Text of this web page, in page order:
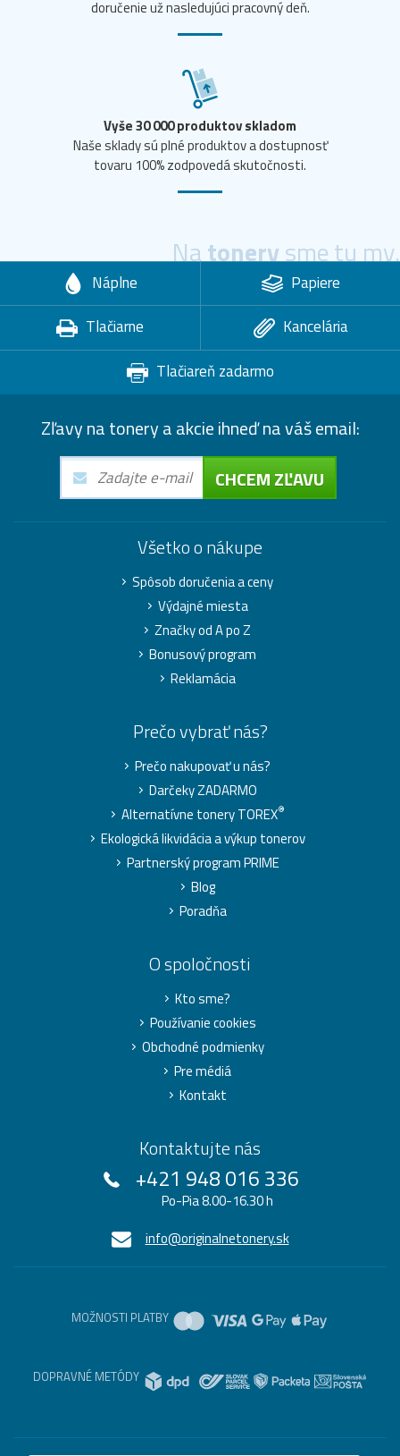
doručenie už nasledujúci pracovný deň.
Vyše 30 000 produktov skladom
Naše sklady sú plné produktov a dostupnosť
tovaru 100% zodpovedá skutočnosti.
Natonerysme tu my.
Náplne
Papiere
Tlačiarne
Kancelária
Tlačiareň zadarmo
Zľavy na tonery a akcie ihneď na váš email:
CHCEM ZĽAVU
Všetko o nákupe
Spôsob doručenia a ceny
Výdajné miesta
Značky od A po Z
Bonusový program
Reklamácia
Prečo vybrať nás?
Prečo nakupovať u nás?
Darčeky ZADARMO
Alternatívne tonery TOREX®
Ekologická likvidácia a výkup tonerov
Partnerský program PRIME
Blog
Poradňa
O spoločnosti
Kto sme?
Používanie cookies
Obchodné podmienky
Pre médiá
Kontakt
Kontaktujte nás
+421 948 016 336
Po-Pia 8.00-16.30 h
info@originalnetonery.sk
MOŽNOSTI PLATBY
DOPRAVNÉ METÓDY